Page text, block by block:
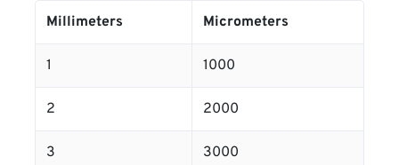
Millimeters Micrometers
1 1000
2 2000
3 3000